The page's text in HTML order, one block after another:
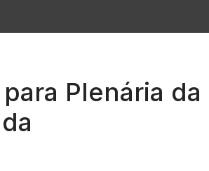
Plenária da